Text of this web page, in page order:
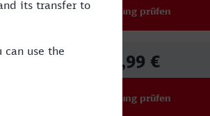
Verbindung prüfen
31,99 €
Verbindung prüfen